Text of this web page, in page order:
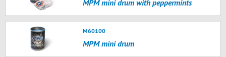
MPM mini drum with peppermints
M60100
MPM mini drum